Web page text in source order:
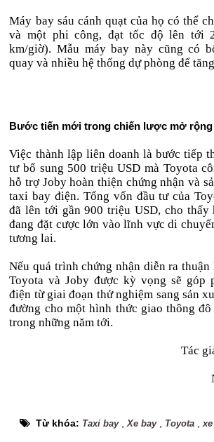
Máy bay sáu cánh quạt của họ có thể
và một phi công, đạt tốc độ lên tới
km/giờ). Mẫu máy bay này cũng có
quay và nhiều hệ thống dự phòng để
Bước tiến mới trong chiến lược mở rộng
Việc thành lập liên doanh là bước tiếp
tư bổ sung 500 triệu USD mà Toyota
hỗ trợ Joby hoàn thiện chứng nhận và
taxi bay điện. Tổng vốn đầu tư của
đã lên tới gần 900 triệu USD, cho thấy
đang đặt cược lớn vào lĩnh vực di
tương lai.
Nếu quá trình chứng nhận diễn ra
Toyota và Joby được kỳ vọng sẽ góp
điện từ giai đoạn thử nghiệm sang sản
đường cho một hình thức giao thông
trong những năm tới.
Tác
Từ khóa: Taxi bay,Xe bay, Toyota ,